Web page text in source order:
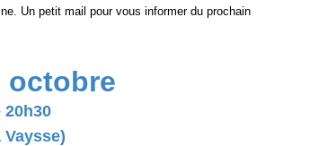
Un petit mail pour vous informer du prochain
octobre
20h30